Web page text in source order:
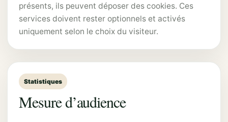
présents, ils peuvent déposer des cookies. Ces
services doivent rester optionnels et activés
uniquement selon le choix du visiteur.
Statistiques
Mesure d’audience